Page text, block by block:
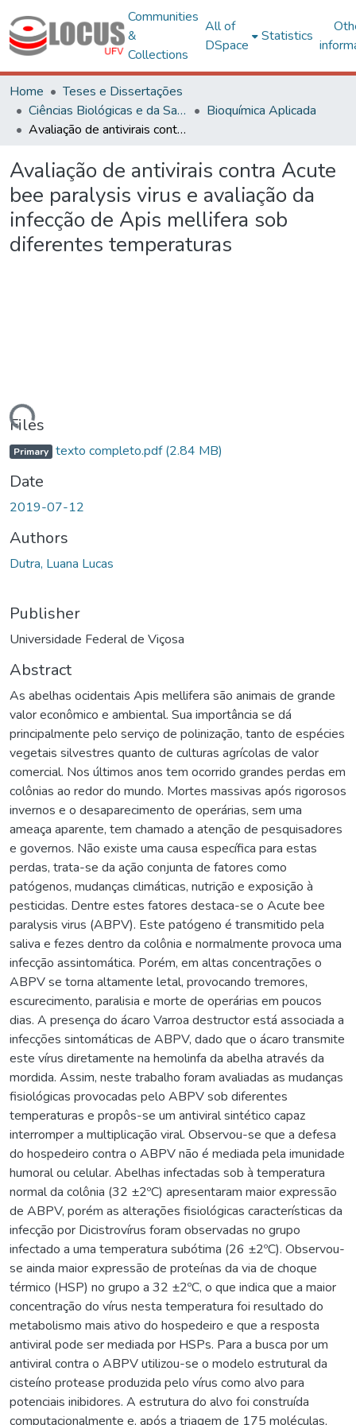
Communities
&
Collections
All of
DSpace
Statistics
Home
Teses e Dissertações
Ciências Biológicas e da Saúde
Bioquímica Aplicada
Avaliação de antivirais contra Acute bee paralysis virus e avaliação da infecção de Apis mellifera sob diferentes temperaturas
Avaliação de antivirais contra Acute
bee paralysis virus e avaliação da
infecção de Apis mellifera sob
diferentes temperaturas
Files
Primary texto completo.pdf(2.84 MB)
Date
2019-07-12
Authors
Dutra, Luana Lucas
Publisher
Universidade Federal de Viçosa
Abstract
As abelhas ocidentais Apis mellifera são animais de grande
valor econômico e ambiental. Sua importância se dá
principalmente pelo serviço de polinização, tanto de espécies
vegetais silvestres quanto de culturas agrícolas de valor
comercial. Nos últimos anos tem ocorrido grandes perdas em
colônias ao redor do mundo. Mortes massivas após rigorosos
invernos e o desaparecimento de operárias, sem uma
ameaça aparente, tem chamado a atenção de pesquisadores
e governos. Não existe uma causa específica para estas
perdas, trata-se da ação conjunta de fatores como
patógenos, mudanças climáticas, nutrição e exposição à
pesticidas. Dentre estes fatores destaca-se o Acute bee
paralysis virus (ABPV). Este patógeno é transmitido pela
saliva e fezes dentro da colônia e normalmente provoca uma
infecção assintomática. Porém, em altas concentrações o
ABPV se torna altamente letal, provocando tremores,
escurecimento, paralisia e morte de operárias em poucos
dias. A presença do ácaro Varroa destructor está associada a
infecções sintomáticas de ABPV, dado que o ácaro transmite
este vírus diretamente na hemolinfa da abelha através da
mordida. Assim, neste trabalho foram avaliadas as mudanças
fisiológicas provocadas pelo ABPV sob diferentes
temperaturas e propôs-se um antiviral sintético capaz
interromper a multiplicação viral. Observou-se que a defesa
do hospedeiro contra o ABPV não é mediada pela imunidade
humoral ou celular. Abelhas infectadas sob à temperatura
normal da colônia (32 ±2ºC) apresentaram maior expressão
de ABPV, porém as alterações fisiológicas características da
infecção por Dicistrovírus foram observadas no grupo
infectado a uma temperatura subótima (26 ±2ºC). Observou-
se ainda maior expressão de proteínas da via de choque
térmico (HSP) no grupo a 32 ±2ºC, o que indica que a maior
concentração do vírus nesta temperatura foi resultado do
metabolismo mais ativo do hospedeiro e que a resposta
antiviral pode ser mediada por HSPs. Para a busca por um
antiviral contra o ABPV utilizou-se o modelo estrutural da
cisteíno protease produzida pelo vírus como alvo para
potenciais inibidores. A estrutura do alvo foi construída
computacionalmente e, após a triagem de 175 moléculas,